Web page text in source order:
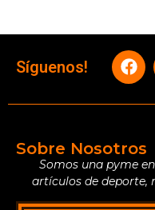
Síguenos!
Sobre Nosotros
Somos una pyme
artículos de deporte,